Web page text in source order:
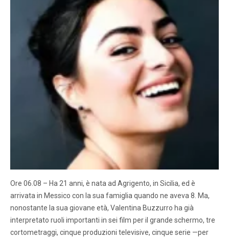
Ore 06.08 – Ha 21 anni, è nata ad Agrigento, in Sicilia, ed è
arrivata in Messico con la sua famiglia quando ne aveva 8. Ma,
nonostante la sua giovane età, Valentina Buzzurro ha già
interpretato ruoli importanti in sei film per il grande schermo, tre
cortometraggi, cinque produzioni televisive, cinque serie —per